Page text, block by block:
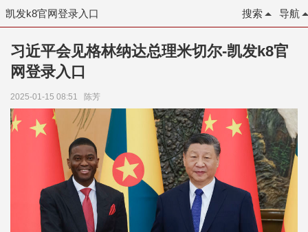
凯发k8官网登录入口 导航
搜索
习近平会见格林纳达总理米切尔-凯发k8官
网登录入口
2025-01-15 08:51 陈芳